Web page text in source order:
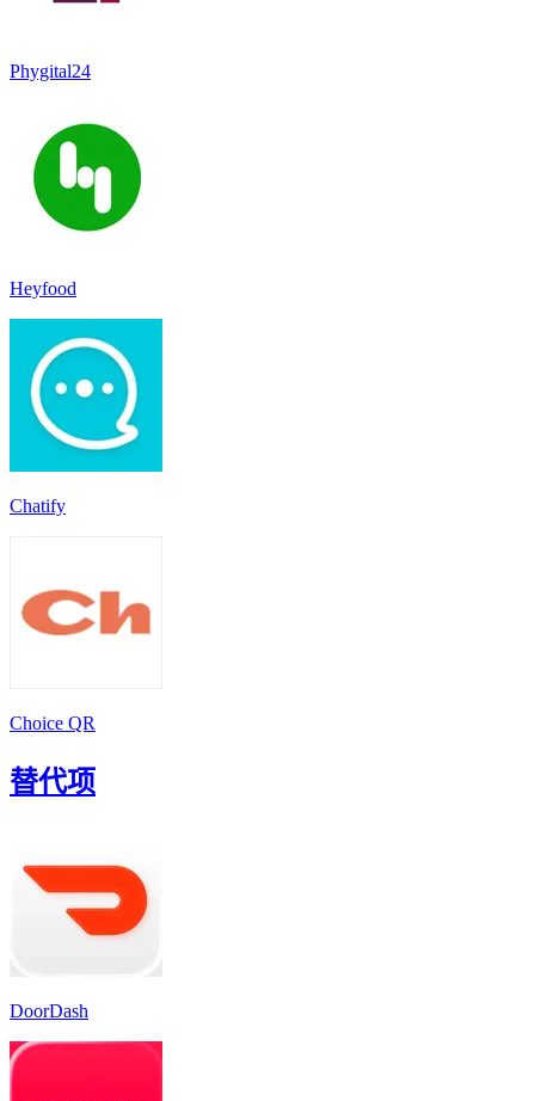
Phygital24
Heyfood
Chatify
Choice QR
替代项
DoorDash